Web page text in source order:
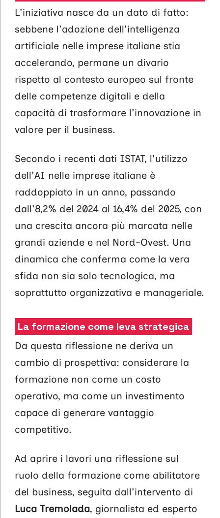
L'iniziativa nasce da un dato di fatto:
sebbene l'adozione dell'intelligenza
artificiale nelle imprese italiane stia
accelerando, permane un divario
rispetto al contesto europeo sul fronte
delle competenze digitali e della
capacità di trasformare l'innovazione in
valore per il business.
Secondo i recenti dati ISTAT, l'utilizzo
dell'AI nelle imprese italiane è
raddoppiato in un anno, passando
dall'8,2% del 2024 al 16,4% del 2025, con
una crescita ancora più marcata nelle
grandi aziende e nel Nord-Ovest. Una
dinamica che conferma come la vera
sfida non sia solo tecnologica, ma
soprattutto organizzativa e manageriale.
La formazione come leva strategica
Da questa riflessione ne deriva un
cambio di prospettiva: considerare la
formazione non come un costo
operativo, ma come un investimento
capace di generare vantaggio
competitivo.
Ad aprire i lavori una riflessione sul
ruolo della formazione come abilitatore
del business, seguita dall'intervento di
Luca Tremolada, giornalista ed esperto